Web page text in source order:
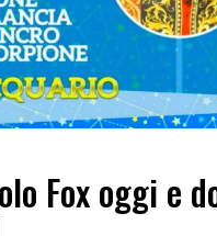
Fox oggi e